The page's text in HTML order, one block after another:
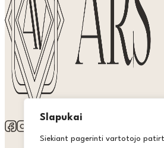
Slapukai
Siekiant pagerinti vartotojo